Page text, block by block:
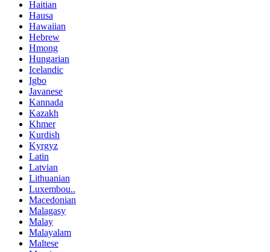
Haitian
Hausa
Hawaiian
Hebrew
Hmong
Hungarian
Icelandic
Igbo
Javanese
Kannada
Kazakh
Khmer
Kurdish
Kyrgyz
Latin
Latvian
Lithuanian
Luxembou..
Macedonian
Malagasy
Malay
Malayalam
Maltese